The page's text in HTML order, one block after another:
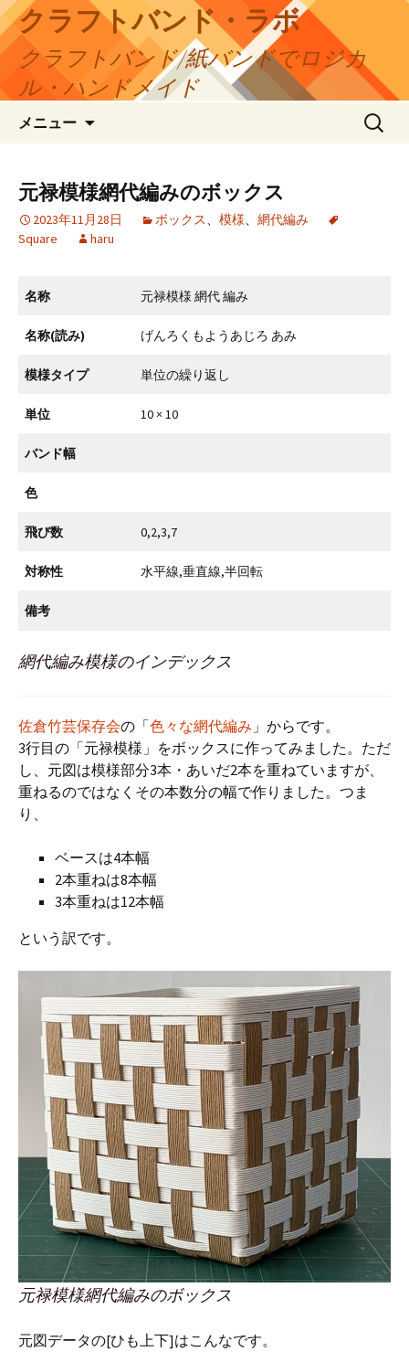
コ
ン
テ
ツ
ス
クラフトバンド・ラボ
クラフトバンド/紙バンドでロジカ
ル・ハンドメイド
メニュー
検
索:
元禄模様網代編みのボックス
2023年11月28日 ボックス、 模様、 網代編み
Square
haru
名称 元禄模様 網代 編み
名称(読み) げんろくもようあじろ あみ
模様タイプ 単位の繰り返し
単位 10 × 10
バンド幅
色
飛び数 0,2,3,7
対称性 水平線,垂直線,半回転
備考
網代編み模様のインデックス
佐倉竹芸保存会の「色々な網代編み 」からです。
3行目の「元禄模様」をボックスに作ってみました。ただ
し、元図は模様部分3本・あいだ2本を重ねていますが、
重ねるのではなくその本数分の幅で作りました。つま
り、
ベースは4本幅
2本重ねは8本幅
3本重ねは12本幅
という訳です。
元禄模様網代編みのボックス
元図データの[ひも上下]はこんなです。